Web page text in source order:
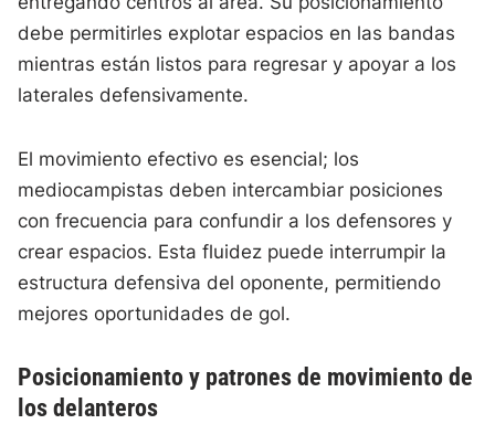
debe permitirles explotar espacios en las bandas
mientras están listos para regresar y apoyar a los
laterales defensivamente.
El movimiento efectivo es esencial; los
mediocampistas deben intercambiar posiciones
con frecuencia para confundir a los defensores y
crear espacios. Esta fluidez puede interrumpir la
estructura defensiva del oponente, permitiendo
mejores oportunidades de gol.
Posicionamiento y patrones de movimiento de
los delanteros